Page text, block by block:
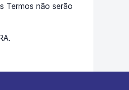
Termos não serão